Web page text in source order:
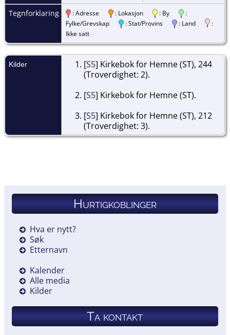
Tegnforklaring : Adresse : Lokasjon : By
:
Fylke/Grevskap
: Stat/Provins : Land
:
Ikke satt
Kilder [S5] Kirkebok for Hemne (ST), 244
(Troverdighet: 2).
[S5] Kirkebok for Hemne (ST).
[S5] Kirkebok for Hemne (ST), 212
(Troverdighet: 3).
Hurtigkoblinger
Hva er nytt?
Søk
Etternavn
Kalender
Alle media
Kilder
Ta kontakt